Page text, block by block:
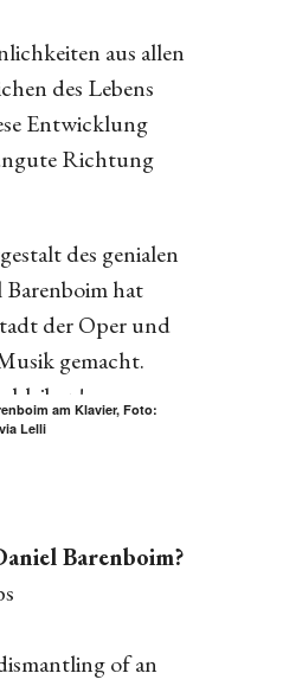
aus allen
des Lebens
Entwicklung
Richtung
des genialen
hat
der Oper und
gemacht.
bleiben!am Klavier, Foto:
Lelli
Barenboim?
of an